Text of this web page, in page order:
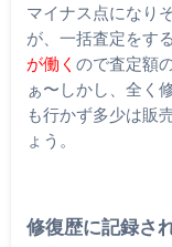
マイナス点になり
が、一括査定をす
が働く ので査定額
ぁ〜しかし、全く
も行かず多少は販
ょう。
修復歴に記録さ